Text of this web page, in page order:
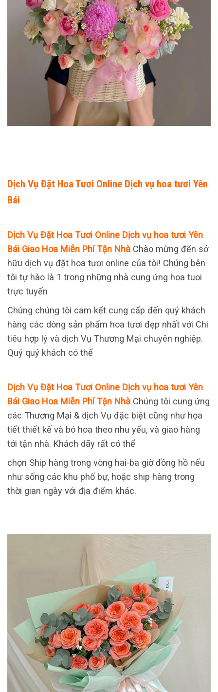
Dịch Vụ Đặt Hoa Tươi Online Dịch vụ hoa tươi Yên
Bái
Dịch Vụ Đặt Hoa Tươi Online Dịch vụ hoa tươi Yên
Bái Giao Hoa Miễn Phí Tận Nhà Chào mừng đến sở
hữu dịch vụ đặt hoa tươi online của tôi! Chúng bên
tôi tự hào là 1 trong những nhà cung ứng hoa tuoi
trực tuyến
Chúng chúng tôi cam kết cung cấp đến quý khách
hàng các dòng sản phẩm hoa tươi đẹp nhất với Chi
tiêu hợp lý và dịch Vụ Thương Mại chuyên nghiệp.
Quý quý khách có thể
Dịch Vụ Đặt Hoa Tươi Online Dịch vụ hoa tươi Yên
Bái Giao Hoa Miễn Phí Tận Nhà Chúng tôi cung ứng
các Thương Mại & dịch Vụ đặc biệt cũng như họa
tiết thiết kế và bó hoa theo nhu yếu, và giao hàng
tới tận nhà. Khách dãy rất có thể
chọn Ship hàng trong vòng hai-ba giờ đồng hồ nếu
như sống các khu phố bự, hoặc ship hàng trong
thời gian ngày với địa điểm khác.